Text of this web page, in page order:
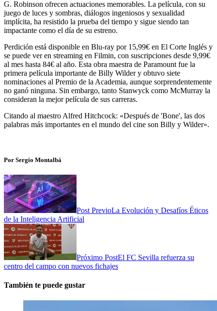
G. Robinson ofrecen actuaciones memorables. La película, con su
juego de luces y sombras, diálogos ingeniosos y sexualidad
implícita, ha resistido la prueba del tiempo y sigue siendo tan
impactante como el día de su estreno.
Perdición está disponible en Blu-ray por 15,99€ en El Corte Inglés y
se puede ver en streaming en Filmin, con suscripciones desde 9,99€
al mes hasta 84€ al año. Esta obra maestra de Paramount fue la
primera película importante de Billy Wilder y obtuvo siete
nominaciones al Premio de la Academia, aunque sorprendentemente
no ganó ninguna. Sin embargo, tanto Stanwyck como McMurray la
consideran la mejor película de sus carreras.
Citando al maestro Alfred Hitchcock: «Después de 'Bone', las dos
palabras más importantes en el mundo del cine son Billy y Wilder».
Por Sergio Montalbá
Post PrevioLa Evolución y Desafíos Éticos
de la Inteligencia Artificial
Próximo PostEl FC Sevilla refuerza su
centro del campo con nuevos fichajes
También te puede gustar